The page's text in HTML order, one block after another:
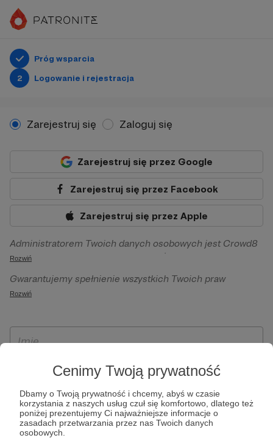
Cenimy Twoją prywatność
Dbamy o Twoją prywatność i chcemy, abyś w czasie
korzystania z naszych usług czuł się komfortowo, dlatego też
poniżej prezentujemy Ci najważniejsze informacje o
zasadach przetwarzania przez nas Twoich danych
osobowych.
Próg wsparcia
2
Logowanie i rejestracja
Zarejestruj się Zaloguj się
Zarejestruj się przez Google
Zarejestruj się przez Facebook
Zarejestruj się przez Apple
Administratorem Twoich danych osobowych jest Crowd8
sp. z o.o. z siedziba w Warszawie, ul. Żwirki i Wigury 16, 02-
092 Warszawa. Twoje dane osobowe będą przetwarzane w
szczególności w celu wykonania umowy zawartej z Tobą, w
Patronite.pl, w tym możliwości dokonywania oraz
otrzymywania wsparcia na naszej platformie oraz
Rozwiń
Gwarantujemy spełnienie wszystkich Twoich praw
wynikających z ogólnego rozporządzenia o ochronie
ich przenoszenia, niepodlegania zautomatyzowanemu
wyrażenia sprzeciwu wobec przetwarzania Twoich danych
osobowych. Rejestracja dla osób niepełnoletnich możliwa
jest po przekazaniu podpisanego formularza "Zgodna na
założenie konta przez osobę niepełnoletnią", formularz
dostępny jest na stronie regulaminu Patronite.pl.
Rozwiń